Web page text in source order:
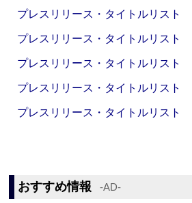
プレスリリース・タイトルリスト
プレスリリース・タイトルリスト
プレスリリース・タイトルリスト
プレスリリース・タイトルリスト
プレスリリース・タイトルリスト
おすすめ情報 ‐AD‐